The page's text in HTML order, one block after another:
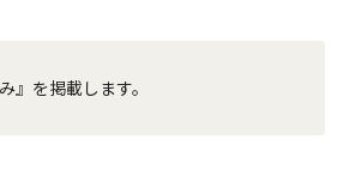
』を掲載します。